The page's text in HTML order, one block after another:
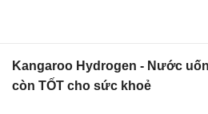
Kangaroo Hydrogen - Nước
còn TỐT cho sức khoẻ